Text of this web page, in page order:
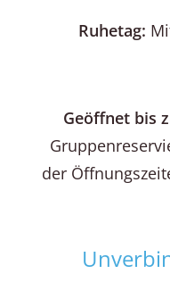
Ruhetag:
Geöffnet bis
der